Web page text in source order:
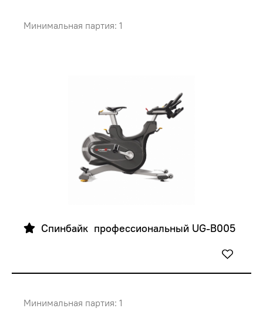
Минимальная партия: 1
  Спинбайк  профессиональный UG-B005
Минимальная партия: 1